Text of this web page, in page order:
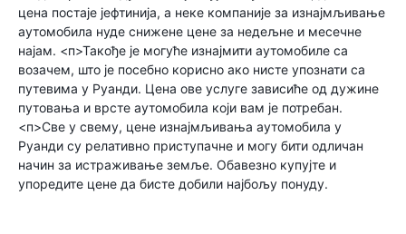
цена постаје јефтинија, а неке компаније за изнајмљивање
аутомобила нуде снижене цене за недељне и месечне
најам. <п>Такође је могуће изнајмити аутомобиле са
возачем, што је посебно корисно ако нисте упознати са
путевима у Руанди. Цена ове услуге зависиће од дужине
путовања и врсте аутомобила који вам је потребан.
<п>Све у свему, цене изнајмљивања аутомобила у
Руанди су релативно приступачне и могу бити одличан
начин за истраживање земље. Обавезно купујте и
упоредите цене да бисте добили најбољу понуду.